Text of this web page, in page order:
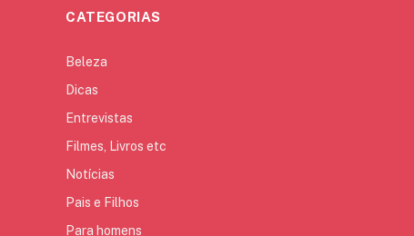
CATEGORIAS
Beleza
Dicas
Entrevistas
Filmes, Livros etc
Notícias
Pais e Filhos
Para homens